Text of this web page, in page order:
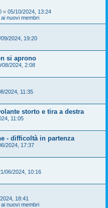
« 05/10/2024, 13:24
nuovi membri
09/2024, 19:20
si aprono
08/2024, 2:08
2024, 11:35
storto e tira a destra
11:05
- difficoltà in partenza
2024, 17:37
06/2024, 10:16
18:41
nuovi membri